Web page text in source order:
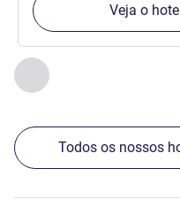
Anterior - Os nossos
Página , Os
Veja o
Todos os nossos